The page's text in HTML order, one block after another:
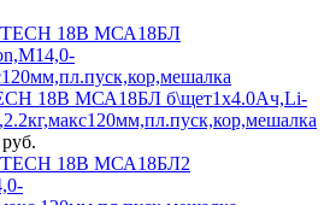
18В МСА18БЛ б\щет1х4.0Ач,Li-